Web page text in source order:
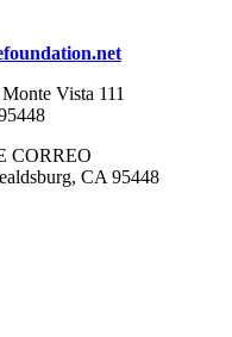
Vista 111
CORREO
CA 95448